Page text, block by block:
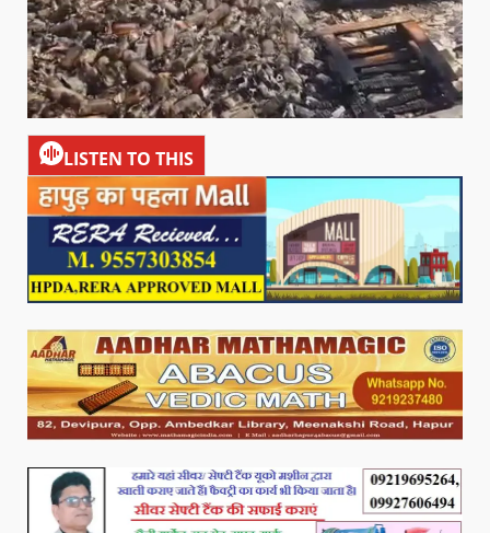
LISTEN TO THIS